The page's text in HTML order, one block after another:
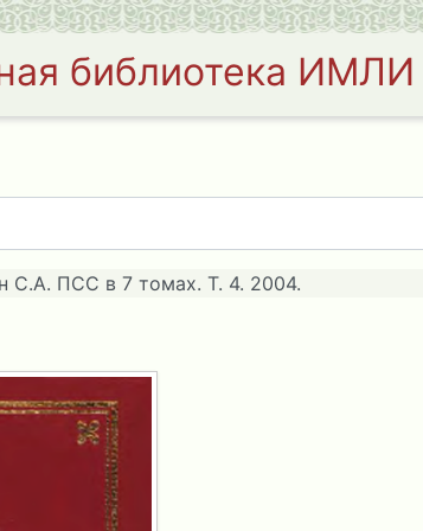
библиотека
С.А. ПСС в 7 томах. Т. 4. 2004.